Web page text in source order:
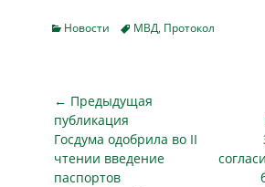
неуважение к
правам и свободам
человека…
опроса,…
президентом РФ
Владимиром
большинством
голосов в Совете
Федерации в
Госдуме. Если в
интернет-СМИ
Categories
Новости TagsМВД, Протокол
Навигация
по
записям
← Предыдущая
публикация
Предыдущая
публикация
Госдума одобрила во II
чтении введение
паспортов